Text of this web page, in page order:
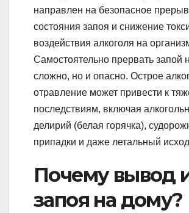
направлен на безопасное
состояния запоя и снижение
воздействия алкоголя на
Самостоятельно прервать запой
сложно, но и опасно. Острое
отравление может привести к
последствиям, включая
делирий (белая горячка),
припадки и даже летальный
Почему вывод
запоя на дому?